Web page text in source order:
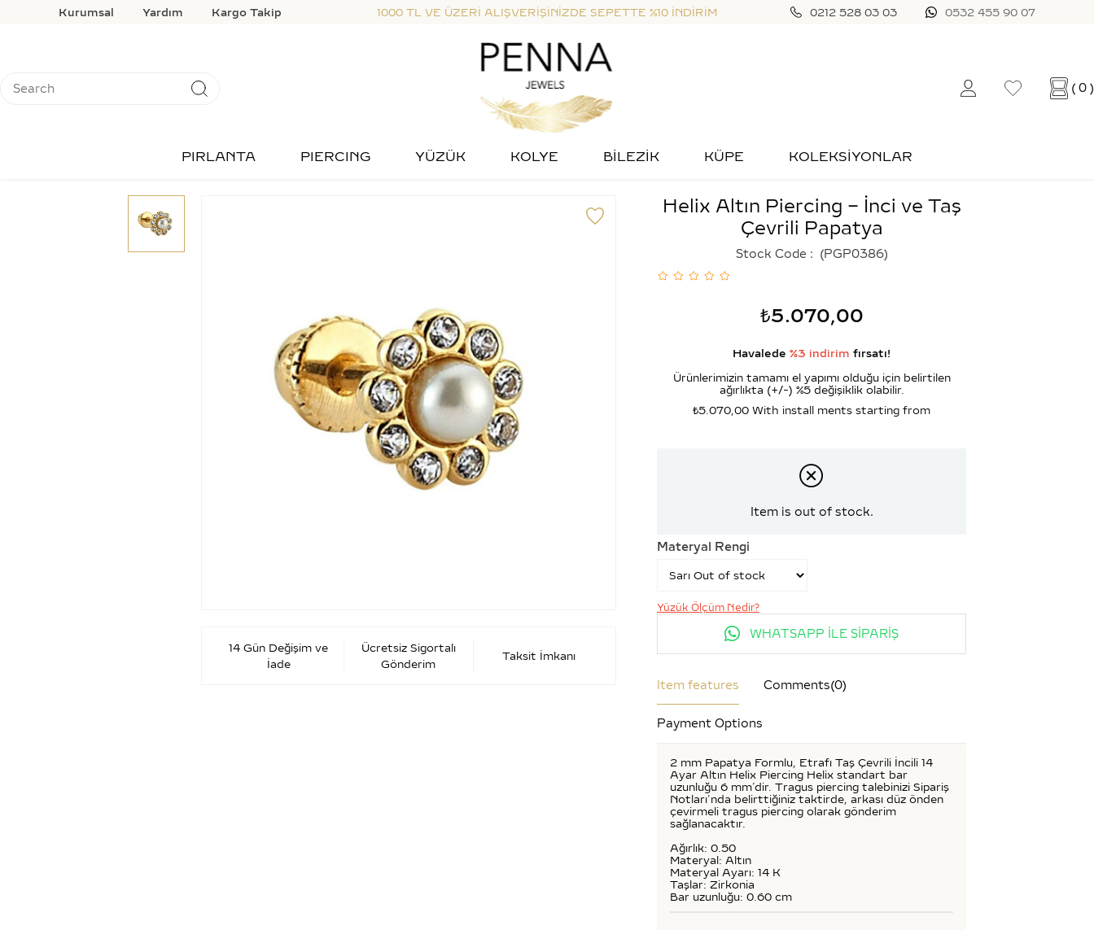
Kurumsal Yardım Kargo Takip 1000 TL VE ÜZERİ ALIŞVERİŞİNİZDE SEPETTE %10 İNDİRİM 0212 528 03 03 0532 455 90 07
0
PIRLANTA PIERCING YÜZÜK KOLYE BİLEZİK KÜPE KOLEKSİYONLAR
14 Gün Değişim ve
İade
Ücretsiz Sigortalı
Gönderim
Taksit İmkanı
Helix Altın Piercing – İnci ve Taş
Çevrili Papatya
Stock Code (PGP0386)
₺5.070,00
Havalede %3 indirim fırsatı!
Ürünlerimizin tamamı el yapımı olduğu için belirtilen
ağırlıkta (+/-) %5 değişiklik olabilir.
₺5.070,00 With install ments starting from
Item is out of stock.
Materyal Rengi
Yüzük Ölçüm Nedir?
WHATSAPP İLE SİPARİŞ
Item features Comments(0)
Payment Options
2 mm Papatya Formlu, Etrafı Taş Çevrili İncili 14
Ayar Altın Helix Piercing Helix standart bar
uzunluğu 6 mm’dir. Tragus piercing talebinizi Sipariş
Notları’nda belirttiğiniz taktirde, arkası düz önden
çevirmeli tragus piercing olarak gönderim
sağlanacaktır.
Ağırlık: 0.50
Materyal: Altın
Materyal Ayarı: 14 K
Taşlar: Zirkonia
Bar uzunluğu: 0.60 cm